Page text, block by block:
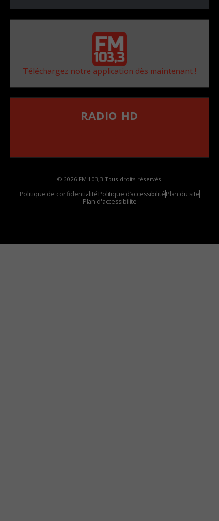
Téléchargez notre application dès maintenant !
RADIO HD
© 2026 FM 103,3 Tous droits réservés.
Politique de confidentialitéPolitique d’accessibilitéPlan du site
Plan d'accessibilite